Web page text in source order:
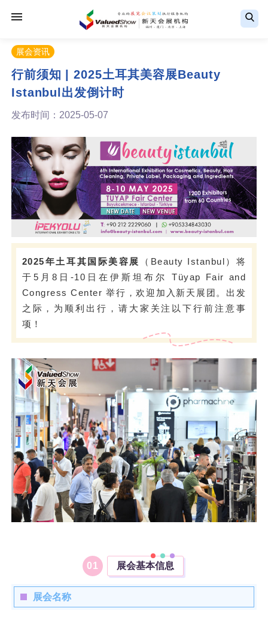
展会资讯
行前须知 | 2025土耳其美容展Beauty
Istanbul出发倒计时
发布时间：2025-05-07
2025年土耳其国际美容展
（Beauty Istanbul）将
于5月8日-10日在伊斯坦布尔 Tüyap Fair and
Congress Center 举行，欢迎加入新天展团。出发
之际，为顺利出行，请大家关注以下行前注意事
项！
01 展会基本信息
展会名称